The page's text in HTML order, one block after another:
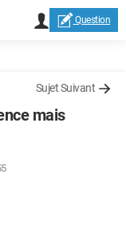
Question
Sujet Suivant
mais